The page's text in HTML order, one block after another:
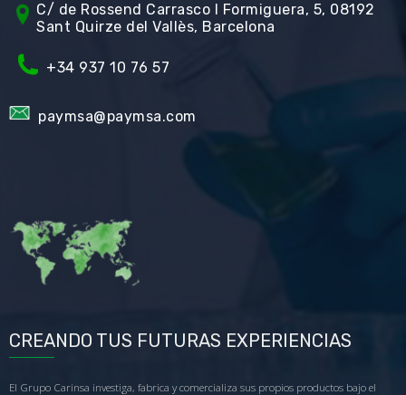
C/ de Rossend Carrasco I Formiguera, 5, 08192
Sant Quirze del Vallès, Barcelona
+34 937 10 76 57
paymsa@paymsa.com
CREANDO TUS FUTURAS EXPERIENCIAS
El Grupo Carinsa investiga, fabrica y comercializa sus propios productos bajo el